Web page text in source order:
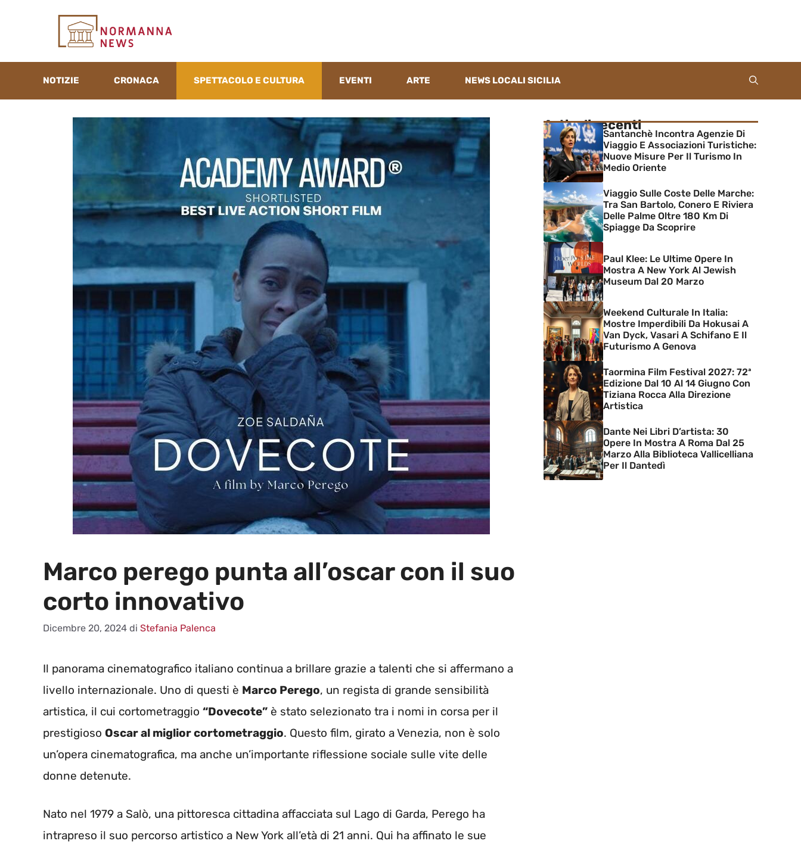
NOTIZIE CRONACA SPETTACOLO E CULTURA EVENTI ARTE NEWS LOCALI SICILIA
Marco perego punta all’oscar con il suo
corto innovativo
Dicembre 20, 2024 di Stefania Palenca
Il panorama cinematografico italiano continua a brillare grazie a talenti che si affermano a
livello internazionale. Uno di questi è Marco Perego, un regista di grande sensibilità
artistica, il cui cortometraggio “Dovecote” è stato selezionato tra i nomi in corsa per il
prestigioso Oscar al miglior cortometraggio. Questo film, girato a Venezia, non è solo
un’opera cinematografica, ma anche un’importante riflessione sociale sulle vite delle
donne detenute.
Nato nel 1979 a Salò, una pittoresca cittadina affacciata sul Lago di Garda, Perego ha
intrapreso il suo percorso artistico a New York all’età di 21 anni. Qui ha affinato le sue
Articoli recenti
Santanchè Incontra Agenzie Di
Viaggio E Associazioni Turistiche:
Nuove Misure Per Il Turismo In
Medio Oriente
Viaggio Sulle Coste Delle Marche:
Tra San Bartolo, Conero E Riviera
Delle Palme Oltre 180 Km Di
Spiagge Da Scoprire
Paul Klee: Le Ultime Opere In
Mostra A New York Al Jewish
Museum Dal 20 Marzo
Weekend Culturale In Italia:
Mostre Imperdibili Da Hokusai A
Van Dyck, Vasari A Schifano E Il
Futurismo A Genova
Taormina Film Festival 2027: 72ª
Edizione Dal 10 Al 14 Giugno Con
Tiziana Rocca Alla Direzione
Artistica
Dante Nei Libri D’artista: 30
Opere In Mostra A Roma Dal 25
Marzo Alla Biblioteca Vallicelliana
Per Il Dantedì